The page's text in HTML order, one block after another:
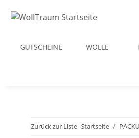
GUTSCHEINE WOLLE
Zurück zur Liste Startseite